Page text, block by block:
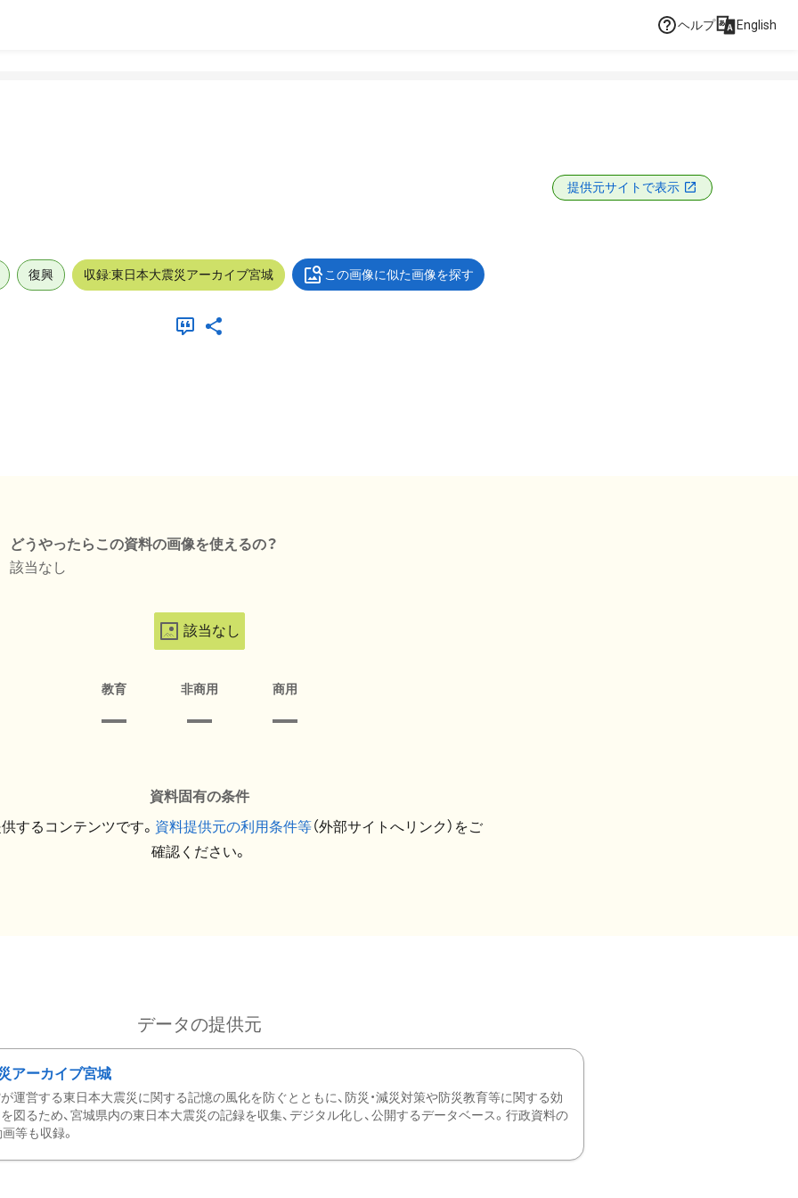
ヘルプ English
提供元サイトで表示
復興 収録:東日本大震災アーカイブ宮城 この画像に似た画像を探す
どうやったらこの資料の画像を使えるの？
該当なし
該当なし
教育 非商用 商用
資料固有の条件
するコンテンツです。 資料提供元の利用条件等（外部サイトへリンク）をご
確認ください。
データの提供元
アーカイブ宮城
運営する東日本大震災に関する記憶の風化を防ぐとともに、防災・減災対策や防災教育等に関する効
図るため、宮城県内の東日本大震災の記録を収集、デジタル化し、公開するデータベース。行政資料の
等も収録。